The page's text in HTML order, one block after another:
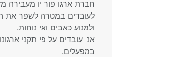
לעובדים במטרה לשפר את
ולמנוע כאבים ואי נוחות.
אנו עובדים על פי תקני
במפעלים.